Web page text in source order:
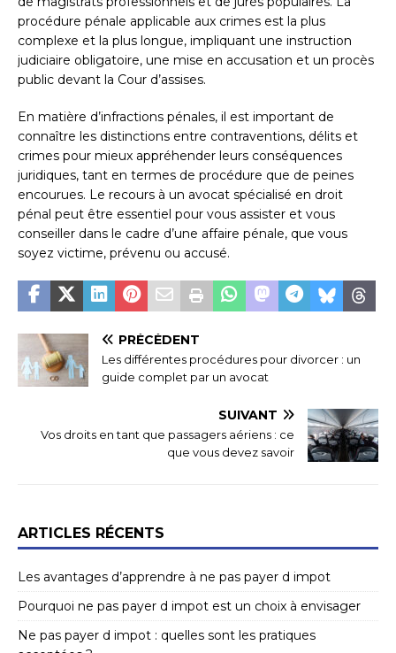
procédure pénale applicable aux crimes est la plus
complexe et la plus longue, impliquant une instruction
judiciaire obligatoire, une mise en accusation et un procès
public devant la Cour d’assises.
En matière d’infractions pénales, il est important de
connaître les distinctions entre contraventions, délits et
crimes pour mieux appréhender leurs conséquences
juridiques, tant en termes de procédure que de peines
encourues. Le recours à un avocat spécialisé en droit
pénal peut être essentiel pour vous assister et vous
conseiller dans le cadre d’une affaire pénale, que vous
soyez victime, prévenu ou accusé.
PRÉCÉDENT
Les différentes procédures pour divorcer : un
guide complet par un avocat
SUIVANT
Vos droits en tant que passagers aériens : ce
que vous devez savoir
ARTICLES RÉCENTS
Les avantages d’apprendre à ne pas payer d impot
Pourquoi ne pas payer d impot est un choix à envisager
Ne pas payer d impot : quelles sont les pratiques